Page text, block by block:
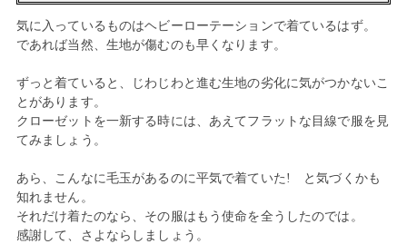
気に入っているものはヘビーローテーションで着ているはず。
であれば当然、生地が傷むのも早くなります。
ずっと着ていると、じわじわと進む生地の劣化に気がつかないこ
とがあります。
クローゼットを一新する時には、あえてフラットな目線で服を見
てみましょう。
あら、こんなに毛玉があるのに平気で着ていた! と気づくかも
知れません。
それだけ着たのなら、その服はもう使命を全うしたのでは。
感謝して、さよならしましょう。